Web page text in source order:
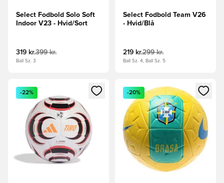
Select Fodbold Solo Soft
Indoor V23 - Hvid/Sort
319 kr.399 kr.
Ball Sz. 3
Select Fodbold Team V26
- Hvid/Blå
219 kr.299 kr.
Ball Sz. 4, Ball Sz. 5
Åbner en Modal til at logge ind eller tilmelde dig som
-22%
Åbner en Modal til at logge
-20%